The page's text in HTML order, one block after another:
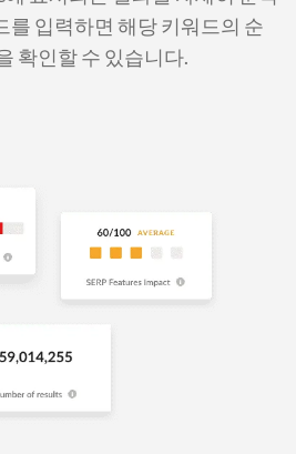
를 입력하면 해당 키워드의 순
확인할 수 있습니다.